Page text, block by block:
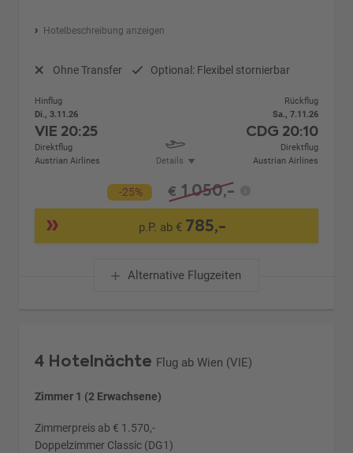
Hotelbeschreibung anzeigen
Ohne Transfer Optional: Flexibel stornierbar
Hinflug
Di., 3.11.26
VIE 20:25
Direktflug
Austrian Airlines
Details
Rückflug
Sa., 7.11.26
CDG 20:10
Direktflug
Austrian Airlines
-25% € 1.050,-
p.P. ab € 785,-
Alternative Flugzeiten
4 Hotelnächte Flug ab Wien (VIE)
Zimmer 1 (2 Erwachsene)
Zimmerpreis ab € 1.570,-
Doppelzimmer Classic (DG1)